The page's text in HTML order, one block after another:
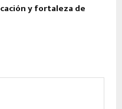
y fortaleza de